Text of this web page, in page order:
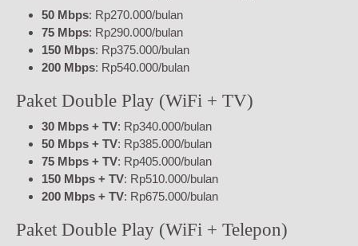
50 Mbps: Rp270.000/bulan
75 Mbps: Rp290.000/bulan
150 Mbps: Rp375.000/bulan
200 Mbps: Rp540.000/bulan
Paket Double Play (WiFi + TV)
30 Mbps + TV: Rp340.000/bulan
50 Mbps + TV: Rp385.000/bulan
75 Mbps + TV: Rp405.000/bulan
150 Mbps + TV: Rp510.000/bulan
200 Mbps + TV: Rp675.000/bulan
Paket Double Play (WiFi + Telepon)